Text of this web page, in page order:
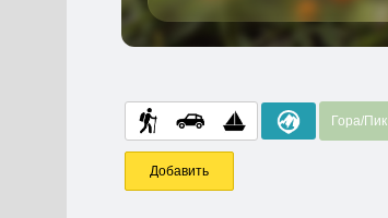
Гора/Пик
Добавить